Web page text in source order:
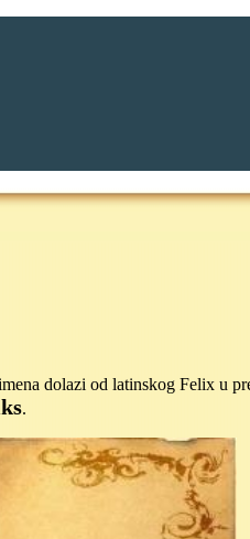
dolazi od latinskog Felix u
.